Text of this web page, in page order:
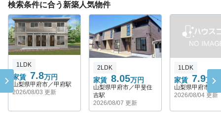
検索条件に合う新築人気物件
1LDK
家賃 7.8万円
山梨県甲府市／甲府駅
2026/08/03 更新
2LDK
家賃 8.05万円
山梨県甲府市／甲斐住
吉駅
2026/08/07 更新
1LDK
家賃 7.9万円
山梨県甲府市／
2026/08/04 更新